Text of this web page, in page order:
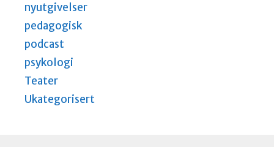
nyutgivelser
pedagogisk
podcast
psykologi
Teater
Ukategorisert